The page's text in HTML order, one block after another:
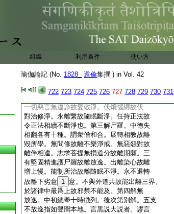
組織 利用条件 使い方
瑜伽論記 (No. 1828_ 遁倫集撰 ) in Vol. 42
722 723 724 725 726 727 728 729 730 731
惡業種子不増長。故名爲出罪。第二解制立。
中景云。一道理清淨者。諸佛制戒有深所以。
二果清淨者依戒修行得沙門果。三攝受清
淨者攝受行人。四外清淨者不招議謗。五内
清淨者調伏諸根。六具分清淨者性戒遮戒
皆悉具足。後四可解。復有差別下復有十種
清淨如文。泰云。有因縁如來制立學處。故有
因縁是初道理清淨。受五欲果時離過分欲
樂邊故是果清淨。離苦行邊故攝受清淨。具
身口業勝行。於外事中離惡故名外清淨。離
一切惡言無違諍故愛敬淨。伏煩惱纒故伏
對治修淨。永離繋故隨眠斷淨。任持正法故
令正法相續不斷淨也。第三解尸羅。中徳失
相翻各有十種。謂衆僧和合。展轉相教故離
毀所學。無間修故離不樂淨戒。無惡怨對故
離伴相違。志求菩提無損道分故離期願。三
有堅固精進護尸羅故離放逸。出離染心故離
増上慢。能制所治故離隨眠不淨。永不退轉
故離下劣意 1 意。不與外道共故能出離三界。
於諸律中最爲上故邪禁不能及。第四解無
放逸。中初總擧十時徴列。後次第別解。五支
不放逸指如聲聞本地。言黒説大説者。謬言